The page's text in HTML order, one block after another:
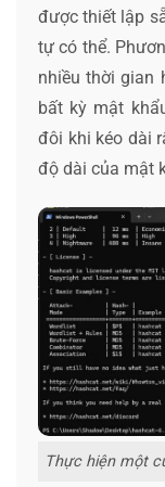
được thiết lập
tự có thể.
nhiều thời gian
bất kỳ mật
đôi khi kéo dài
độ dài của mật
Thực hiện một